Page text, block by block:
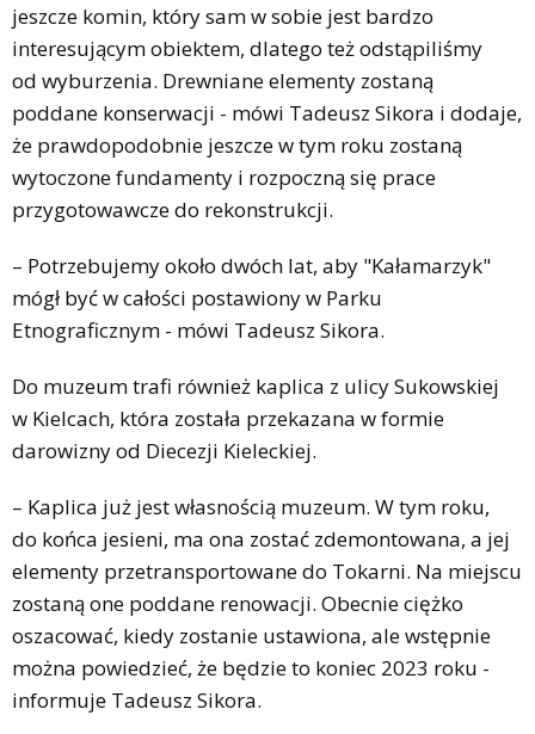
jeszcze komin, który sam w sobie jest bardzo
interesującym obiektem, dlatego też odstąpiliśmy
od wyburzenia. Drewniane elementy zostaną
poddane konserwacji - mówi Tadeusz Sikora i dodaje,
że prawdopodobnie jeszcze w tym roku zostaną
wytoczone fundamenty i rozpoczną się prace
przygotowawcze do rekonstrukcji.
– Potrzebujemy około dwóch lat, aby "Kałamarzyk"
mógł być w całości postawiony w Parku
Etnograficznym - mówi Tadeusz Sikora.
Do muzeum trafi również kaplica z ulicy Sukowskiej
w Kielcach, która została przekazana w formie
darowizny od Diecezji Kieleckiej.
– Kaplica już jest własnością muzeum. W tym roku,
do końca jesieni, ma ona zostać zdemontowana, a jej
elementy przetransportowane do Tokarni. Na miejscu
zostaną one poddane renowacji. Obecnie ciężko
oszacować, kiedy zostanie ustawiona, ale wstępnie
można powiedzieć, że będzie to koniec 2023 roku -
informuje Tadeusz Sikora.